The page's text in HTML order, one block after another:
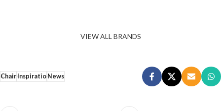
VIEW ALL BRANDS
ChairInspiratioNews